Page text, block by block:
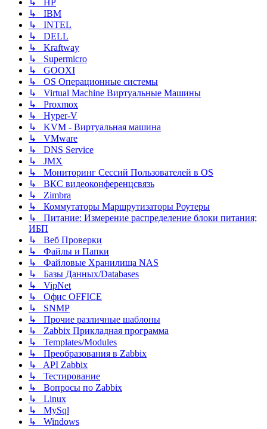
↳ IBM
↳ INTEL
↳ DELL
↳ Kraftway
↳ Supermicro
↳ GOOXI
↳ OS Операционные системы
↳ Virtual Machine Виртуальные Машины
↳ Proxmox
↳ Hyper-V
↳ KVM - Виртуальная машина
↳ VMware
↳ DNS Service
↳ JMX
↳ Мониторинг Сессий Пользователей в OS
↳ ВКС видеоконференцсвязь
↳ Zimbra
↳ Коммутаторы Маршрутизаторы Роутеры
↳ Питание: Измерение распределение блоки питания;
ИБП
↳ Веб Проверки
↳ Файлы и Папки
↳ Файловые Хранилища NAS
↳ Базы Данных/Databases
↳ VipNet
↳ Офис OFFICE
↳ SNMP
↳ Прочие различные шаблоны
↳ Zabbix Прикладная программа
↳ Templates/Modules
↳ Преобразования в Zabbix
↳ API Zabbix
↳ Тестирование
↳ Вопросы по Zabbix
↳ Linux
↳ MySql
↳ Windows